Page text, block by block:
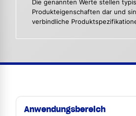
Die genannten Werte stellen
Produkteigenschaften dar und
verbindliche
Anwendungsbereich